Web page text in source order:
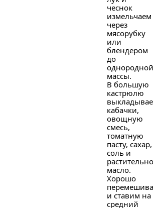
чеснок
измельчаем
через
мясорубку
или
блендером
до
однородной
массы.
В большую
кастрюлю
кабачки,
овощную
смесь,
томатную
пасту, сахар,
соль и
масло.
Хорошо
и ставим на
средний